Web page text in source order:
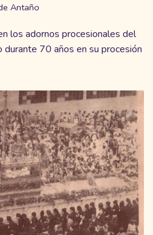
Antaño
los adornos procesionales del
durante 70 años en su procesión